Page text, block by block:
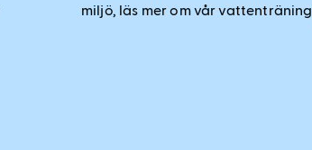
miljö, läs mer om vår vattenträning